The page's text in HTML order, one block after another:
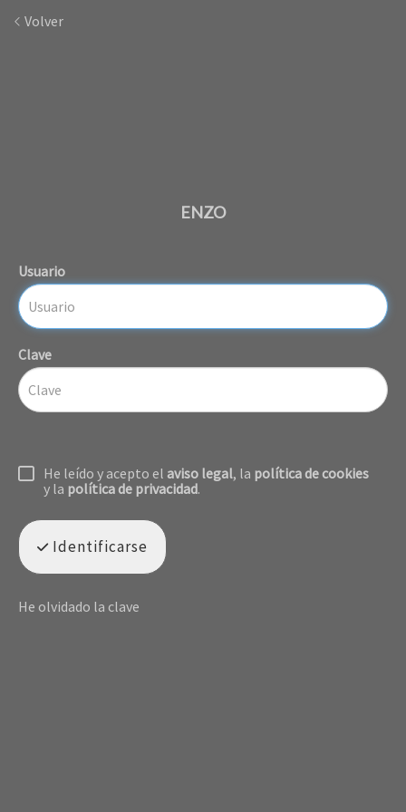
Volver
ENZO
Usuario
Clave
He leído y acepto el aviso legal, la política de cookies
y la política de privacidad.
Identificarse
He olvidado la clave